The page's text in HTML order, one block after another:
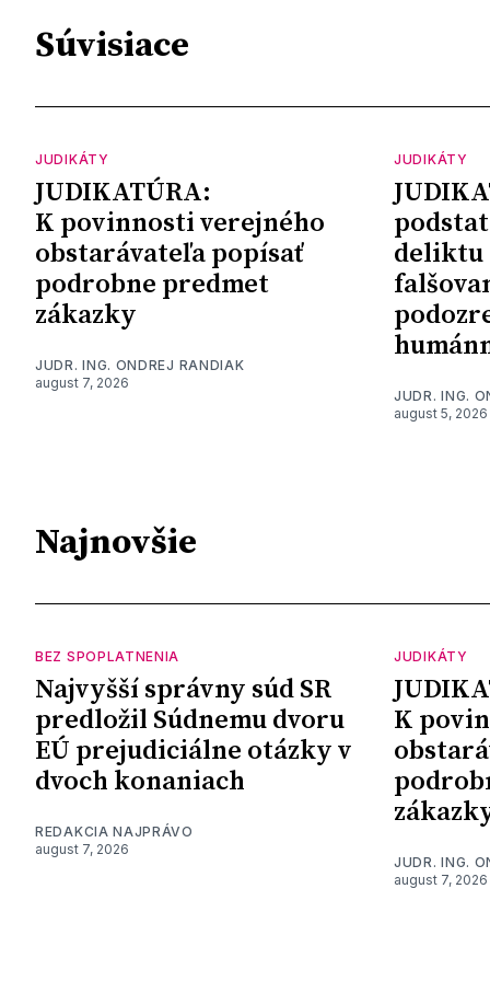
Súvisiace
JUDIKÁTY
JUDIKATÚRA:
K povinnosti verejného
obstarávateľa popísať
podrobne predmet
zákazky
JUDR. ING. ONDREJ RANDIAK
august 7, 2026
JUDIKÁTY
deliktu
JUDR. ING.
august 5, 2026
Najnovšie
BEZ SPOPLATNENIA
Najvyšší správny súd SR
predložil Súdnemu dvoru
EÚ prejudiciálne otázky v
dvoch konaniach
REDAKCIA NAJPRÁVO
august 7, 2026
JUDIKÁTY
K
JUDR. ING.
august 7, 2026